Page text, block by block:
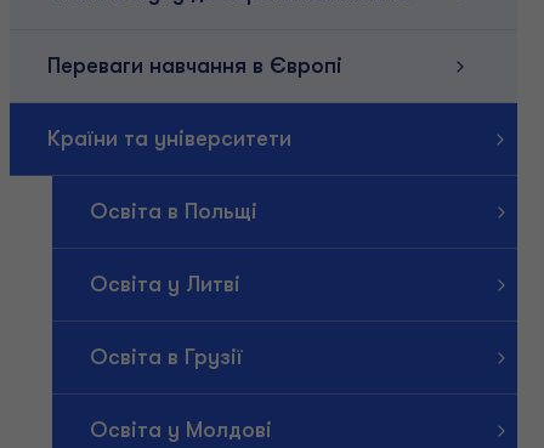
Переваги навчання в Європі
Країни та університети
Освіта в Польщі
Освіта у Литві
Освіта в Грузії
Освіта у Молдові